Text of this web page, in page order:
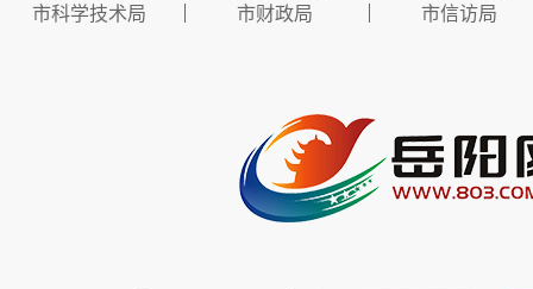
市科学技术局
市财政局 市信访局